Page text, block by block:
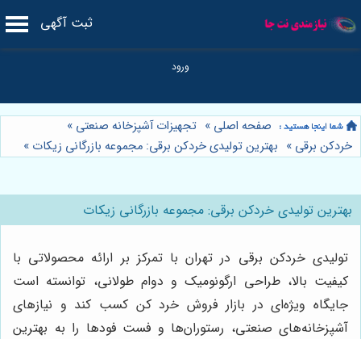
ثبت آگهی
صفحه اصلی » تجهیزات آشپزخانه صنعتی »
خردکن برقی » بهترین تولیدی خردکن برقی: مجموعه بازرگانی زیکات »
بهترین تولیدی خردکن برقی: مجموعه بازرگانی زیکات
تولیدی خردکن برقی در تهران با تمرکز بر ارائه محصولاتی با
کیفیت بالا، طراحی ارگونومیک و دوام طولانی، توانسته است
جایگاه ویژه‌ای در بازار فروش خرد کن کسب کند و نیازهای
آشپزخانه‌های صنعتی، رستوران‌ها و فست فودها را به بهترین